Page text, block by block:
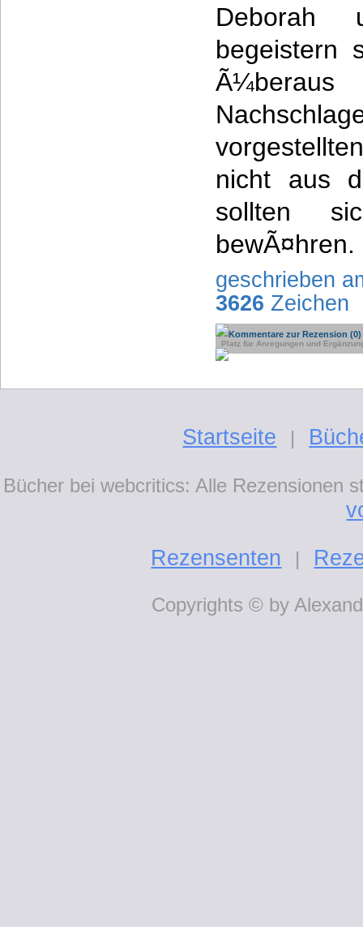
Deborah
begeistern
nicht aus
sollten
bewÃ¤hren.
geschrieben
3626 Zeichen
Kommentare zur Rezension (0)
Platz für Anregungen und
Startseite |
Bücher bei webcritics: Alle Rezensionen
Rezensenten
|
Copyrights © by